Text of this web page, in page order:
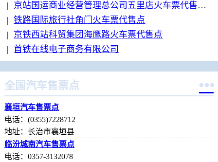
| 京站国运商业经营管理总公司五里店火车票代售点
| 铁路国际旅行社角门火车票代售点
| 京铁西站科贸集团海鹰路火车票代售点
| 首铁在线电子商务有限公司
全国汽车售票点 
襄垣汽车售票点
电话：(0355)7228712
地址：长治市襄垣县
临汾城南汽车售票点
电话：0357-3132078